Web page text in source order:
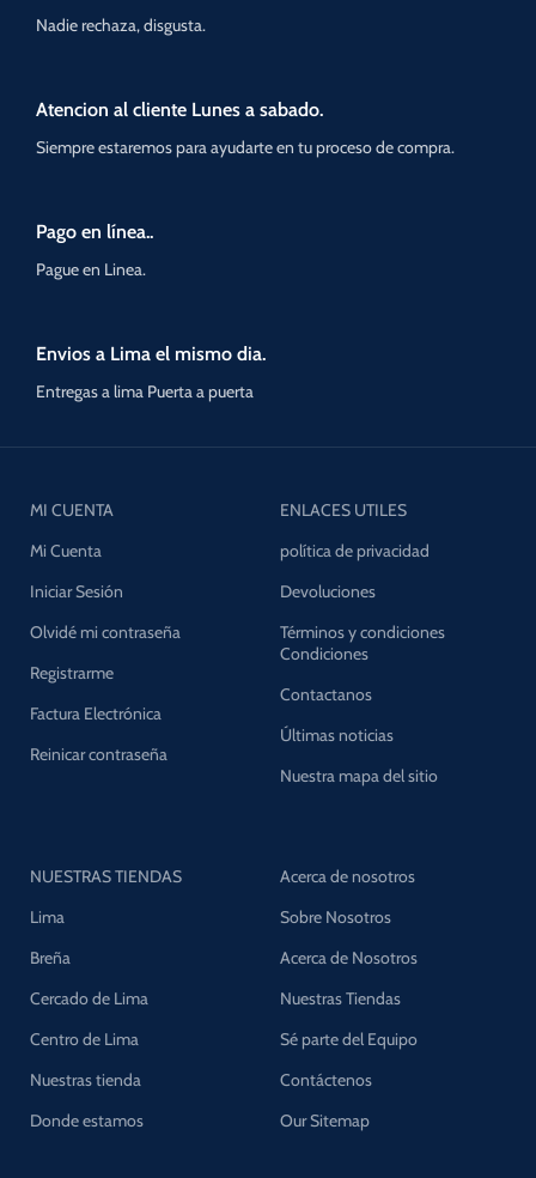
Nadie rechaza, disgusta.
Atencion al cliente Lunes a sabado.
Siempre estaremos para ayudarte en tu proceso de compra.
Pago en línea..
Pague en Linea.
Envios a Lima el mismo dia.
Entregas a lima Puerta a puerta
MI CUENTA
Mi Cuenta
Iniciar Sesión
Olvidé mi contraseña
Registrarme
Factura Electrónica
Reinicar contraseña
ENLACES UTILES
política de privacidad
Devoluciones
Términos y condiciones
Condiciones
Contactanos
Últimas noticias
Nuestra mapa del sitio
NUESTRAS TIENDAS
Lima
Breña
Cercado de Lima
Centro de Lima
Nuestras tienda
Donde estamos
Acerca de nosotros
Sobre Nosotros
Acerca de Nosotros
Nuestras Tiendas
Sé parte del Equipo
Contáctenos
Our Sitemap